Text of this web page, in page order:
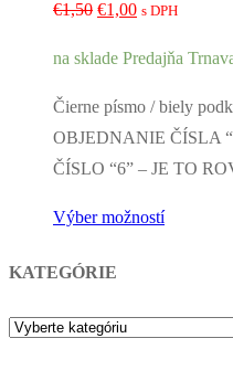
€1,50 Pôvodná
bola:
€1,50.
€1,00Aktuálna
je:
€1,00.
s DPH
na sklade Predajňa
Čierne písmo / biely
OBJEDNANIE ČÍSLA
ČÍSLO “6” – JE TO
Výber možností
KATEGÓRIE